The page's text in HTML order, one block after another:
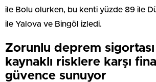
ile Bolu olurken, bu kenti yüzde 89 ile
ile Yalova ve Bingöl izledi.
Zorunlu deprem
kaynaklı risklere karşı
güvence sunuyor